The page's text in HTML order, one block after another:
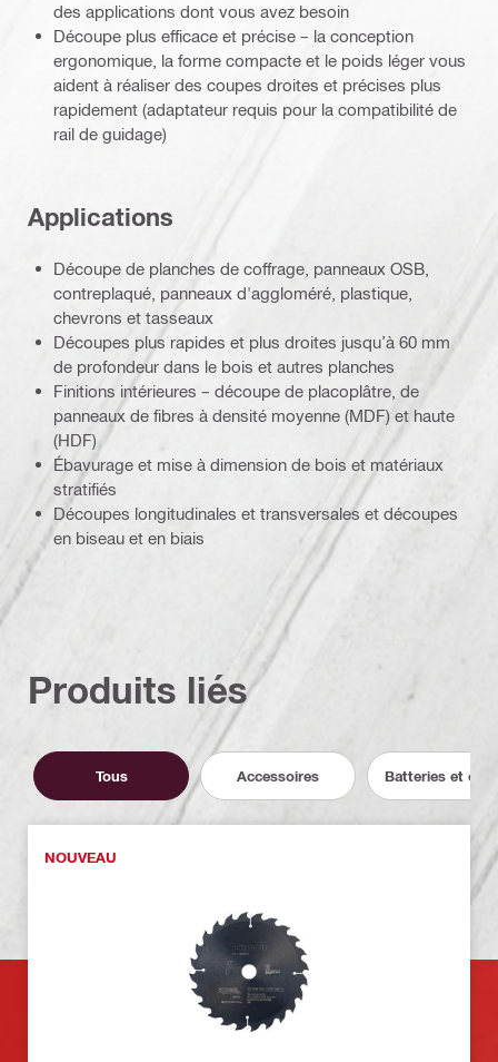
des applications dont vous avez besoin
Découpe plus efficace et précise – la conception
ergonomique, la forme compacte et le poids léger vous
aident à réaliser des coupes droites et précises plus
rapidement (adaptateur requis pour la compatibilité de
rail de guidage)
Applications
Découpe de planches de coffrage, panneaux OSB,
contreplaqué, panneaux d'aggloméré, plastique,
chevrons et tasseaux
Découpes plus rapides et plus droites jusqu’à 60 mm
de profondeur dans le bois et autres planches
Finitions intérieures – découpe de placoplâtre, de
panneaux de fibres à densité moyenne (MDF) et haute
(HDF)
Ébavurage et mise à dimension de bois et matériaux
stratifiés
Découpes longitudinales et transversales et découpes
en biseau et en biais
Produits liés
Tous Accessoires Batteries et
NOUVEAU